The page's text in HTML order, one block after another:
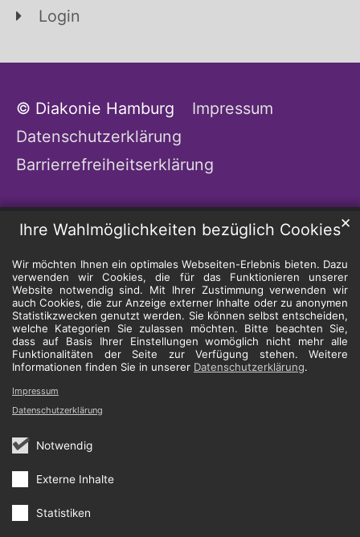
Ihre Wahlmöglichkeiten bezüglich Cookies
Wir möchten Ihnen ein optimales Webseiten-Erlebnis bieten. Dazu
verwenden wir Cookies, die für das Funktionieren unserer
Website notwendig sind. Mit Ihrer Zustimmung verwenden wir
auch Cookies, die zur Anzeige externer Inhalte oder zu anonymen
Statistikzwecken genutzt werden. Sie können selbst entscheiden,
welche Kategorien Sie zulassen möchten. Bitte beachten Sie,
dass auf Basis Ihrer Einstellungen womöglich nicht mehr alle
Funktionalitäten der Seite zur Verfügung stehen. Weitere
Informationen finden Sie in unserer Datenschutzerklärung.
Notwendig
Externe Inhalte
Statistiken
✕
Impressum
Datenschutzerklärung
Login
© Diakonie Hamburg
Impressum
Datenschutzerklärung
Barrierrefreiheitserklärung